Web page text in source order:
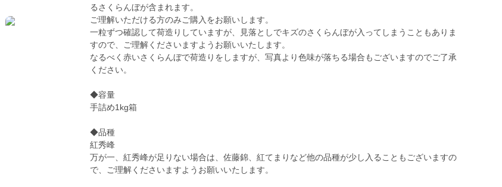
るさくらんぼが含まれます。
ご理解いただける方のみご購入をお願いします。
一粒ずつ確認して荷造りしていますが、見落としでキズのさくらんぼが入ってしまうこともありま
すので、ご理解くださいますようお願いいたします。
なるべく赤いさくらんぼで荷造りをしますが、写真より色味が落ちる場合もございますのでご了承
ください。
◆容量
手詰め1kg箱
◆品種
紅秀峰
万が一、紅秀峰が足りない場合は、佐藤錦、紅てまりなど他の品種が少し入ることもございますの
で、ご理解くださいますようお願いいたします。